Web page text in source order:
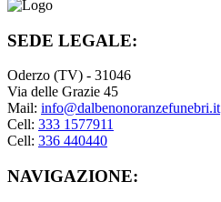
SEDE LEGALE:
Oderzo (TV) - 31046
Via delle Grazie 45
Mail: info@dalbenonoranzefunebri.it
Cell: 333 1577911
Cell: 336 440440
NAVIGAZIONE: